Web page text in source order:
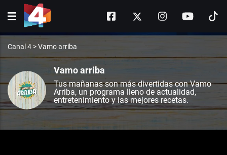
Canal 4 >Vamo arriba
Vamo arriba
Tus mañanas son más divertidas con Vamo
Arriba, un programa lleno de actualidad,
entretenimiento y las mejores recetas.